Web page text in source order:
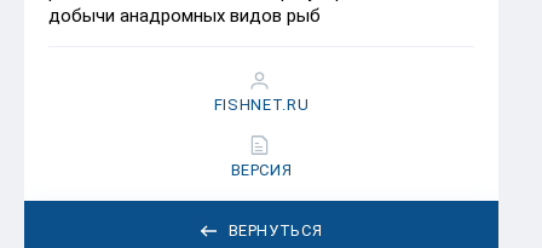
добычи анадромных видов рыб
ВЕРНУТЬСЯ
FISHNET.RU
ВЕРСИЯ